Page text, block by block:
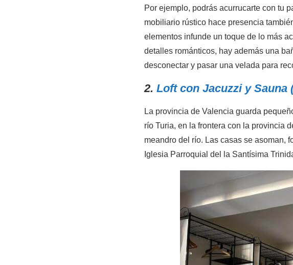
Por ejemplo, podrás acurrucarte con tu
mobiliario rústico hace presencia
elementos infunde un toque de lo más
detalles románticos, hay además una
desconectar y pasar una velada para
2. Loft con Jacuzzi y Sauna
La provincia de Valencia guarda
río Turia, en la frontera con la provincia
meandro del río. Las casas se asoman,
Iglesia Parroquial del la Santísima